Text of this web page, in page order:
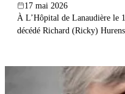
17 mai 2026
À L’Hôpital de Lanaudière le
décédé Richard (Ricky)